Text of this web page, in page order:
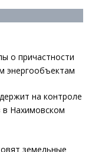
о причастности
энергообъектам
на контроле
в Нахимовском
земельные